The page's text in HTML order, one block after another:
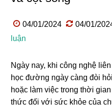
04/01/2024 04/01/
luận
Ngày nay, khi công nghệ
học đường ngày càng đòi
hoặc làm việc trong thời
thức đối với sức khỏe của